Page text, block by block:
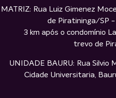
MATRIZ: Rua Luiz Gimenez
de Piratininga/SP -
3 km após o condomínio
trevo de
UNIDADE BAURU: Rua Silvio
Cidade Universitaria,